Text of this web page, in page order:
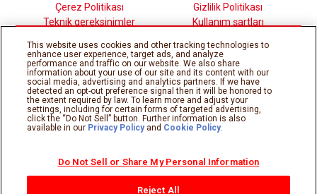
©Ferrero 2026, tüm hakları saklıdır.
Çerez Politikası
Gizlilik Politikası
Teknik gereksinimler
Kullanım şartları
This website uses cookies and other tracking technologies to
enhance user experience, target ads, and analyze
performance and traffic on our website. We also share
information about your use of our site and its content with our
social media, advertising and analytics partners. If we have
detected an opt-out preference signal then it will be honored to
the extent required by law. To learn more and adjust your
settings, including for certain forms of targeted advertising,
click the “Do Not Sell” button. Further information is also
available in our Privacy Policyand Cookie Policy.
Do Not Sell or Share My Personal Information
Reject All